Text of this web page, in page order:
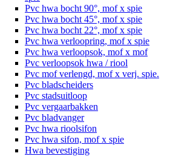
Pvc hwa bocht 90°, mof x spie
Pvc hwa bocht 45°, mof x spie
Pvc hwa bocht 22°, mof x spie
Pvc hwa verloopring, mof x spie
Pvc hwa verloopsok, mof x mof
Pvc verloopsok hwa / riool
Pvc mof verlengd, mof x verj. spie.
Pvc bladscheiders
Pvc stadsuitloop
Pvc vergaarbakken
Pvc bladvanger
Pvc hwa rioolsifon
Pvc hwa sifon, mof x spie
Hwa bevestiging